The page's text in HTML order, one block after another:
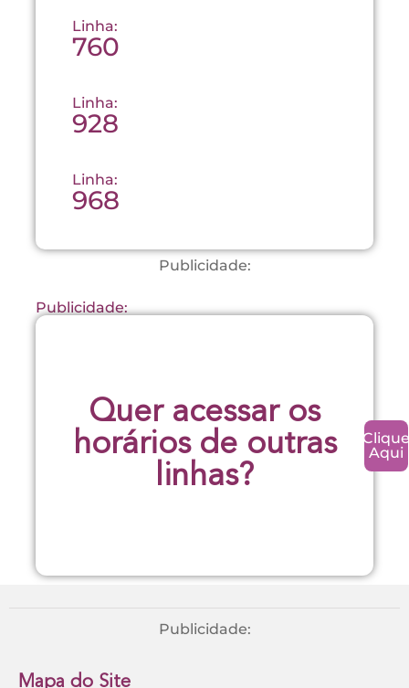
Linha:
760
Linha:
928
Linha:
968
Publicidade:
Publicidade:
Quer acessar os
horários de outras
linhas?
Clique
Aqui
Publicidade:
Mapa do Site